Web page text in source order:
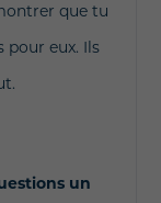
que tu
pour eux. Ils
un